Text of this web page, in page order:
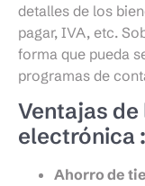
detalles de los
pagar, IVA, etc.
forma que pueda
programas de
Ventajas
electrónica :
Ahorro de